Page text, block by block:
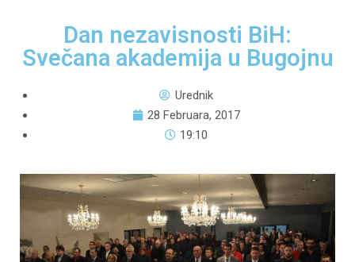
Dan nezavisnosti BiH:
Svečana akademija u Bugojnu
Urednik
28 Februara, 2017
19:10